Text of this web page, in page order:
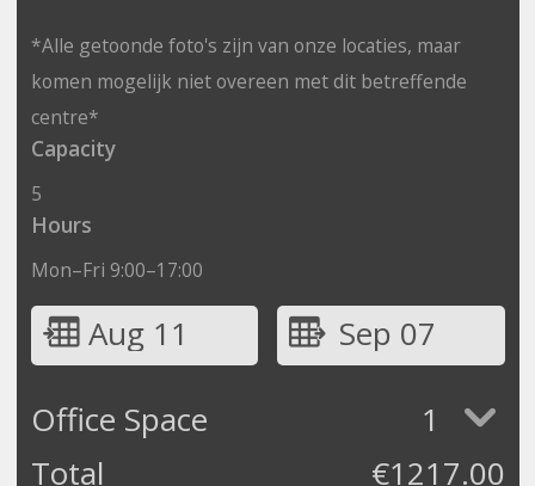
*Alle getoonde foto's zijn van onze locaties, maar
komen mogelijk niet overeen met dit betreffende
centre*
Capacity
5
Hours
Mon–Fri 9:00–17:00
Aug 11
Sep 07
Office Space
1
Total
€1217.00